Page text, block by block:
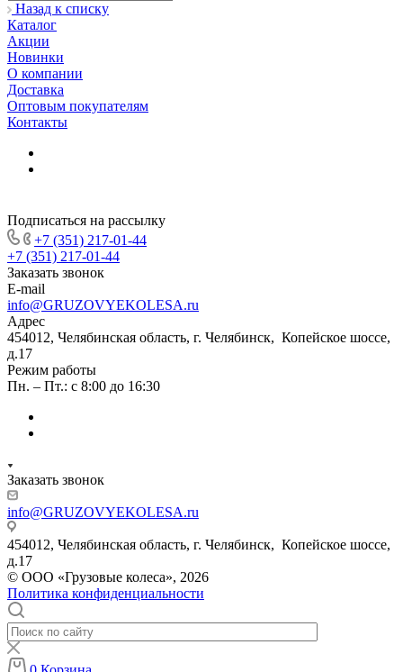
Назад к списку
Каталог
Акции
Новинки
О компании
Доставка
Оптовым покупателям
Контакты
Подписаться на рассылку
+7 (351) 217-01-44
+7 (351) 217-01-44
Заказать звонок
E-mail
info@GRUZOVYEKOLESA.ru
Адрес
454012, Челябинская область, г. Челябинск, Копейское шоссе,
д.17
Режим работы
Пн. – Пт.: с 8:00 до 16:30
Заказать звонок
info@GRUZOVYEKOLESA.ru
454012, Челябинская область, г. Челябинск, Копейское шоссе,
д.17
© ООО «Грузовые колеса», 2026
Политика конфиденциальности